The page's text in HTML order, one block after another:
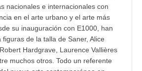
nacionales e internacionales con
en el arte urbano y el arte más
su inauguración con E1000, han
de la talla de Saner, Alice
Hardgrave, Laurence Vallières
muchos otros. Todo un referente